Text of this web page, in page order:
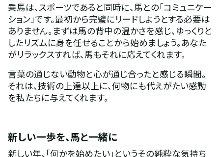
乗馬は、スポーツであると同時に、馬との「コミュニケー
ション」です。最初から完璧にリードしようとする必要は
ありません。まずは馬の背中の温かさを感じ、ゆっくりと
したリズムに身を任せることから始めましょう。あなた
がリラックスすれば、馬もそれに応えてくれます。
言葉の通じない動物と心が通じ合ったと感じる瞬間。
それは、技術の上達以上に、何物にも代えがたい感動
を私たちに与えてくれます。
新しい一歩を、馬と一緒に
新しい年、「何かを始めたい」というその純粋な気持ち